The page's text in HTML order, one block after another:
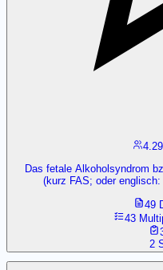
Das fetale Alkoholsyndrom
(kurz FAS; oder
49
43
2